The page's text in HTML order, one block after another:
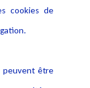
cookies de
peuvent être